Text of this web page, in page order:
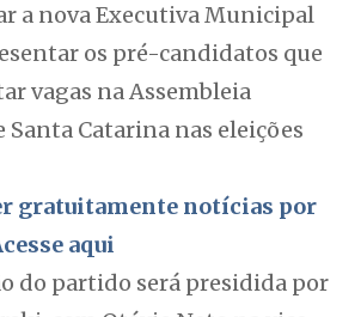
a nova Executiva Municipal
os pré-candidatos que
vagas na Assembleia
Santa Catarina nas eleições
gratuitamente notícias por
aqui
do partido será presidida por